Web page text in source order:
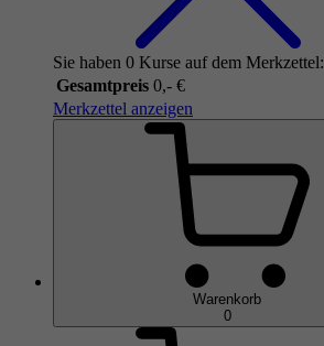
Sie haben 0 Kurse auf dem Merkzettel:
Gesamtpreis 0,- €
Merkzettel anzeigen
Warenkorb
0